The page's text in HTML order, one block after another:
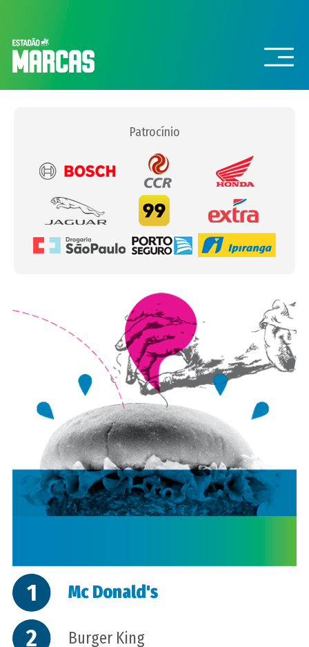
Patrocínio
1 Mc Donald's
2 Burger King